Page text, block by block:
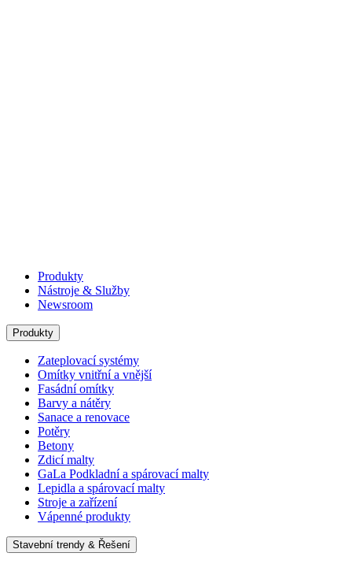
Produkty
Nástroje & Služby
Newsroom
Produkty
Zateplovací systémy
Omítky vnitřní a vnější
Fasádní omítky
Barvy a nátěry
Sanace a renovace
Potěry
Betony
Zdicí malty
GaLa Podkladní a spárovací malty
Lepidla a spárovací malty
Stroje a zařízení
Vápenné produkty
Stavební trendy & Řešení